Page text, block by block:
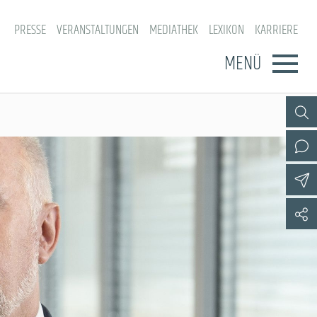
PRESSE VERANSTALTUNGEN MEDIATHEK LEXIKON KARRIERE
MENÜ